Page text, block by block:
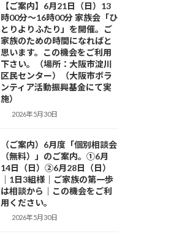
【ご案内】6月21日（日）13
時00分～16時00分 家族会「ひ
とりよりふたり」を開催。ご
家族のための時間になればと
思います。この機会をご利用
下さい。（場所：大阪市淀川
区民センター）（大阪市ボラ
ンティア活動振興基金にて実
施）
2026年5月30日
（ご案内）6月度「個別相談会
（無料）」のご案内。①6月
14日（日）②6月28日（日）
｜1日3組様｜ご家族の第一歩
は相談から｜この機会をご利
用ください。
2026年5月30日